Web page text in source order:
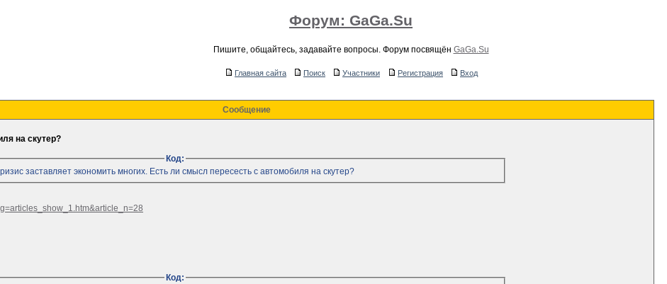
Форум: GaGa.Su
Пишите, общайтесь, задавайте вопросы. Форум посвящён GaGa.Su
Главная сайта Поиск Участники Регистрация Вход
Сообщение
на скутер?
Код:
заставляет экономить многих. Есть ли смысл пересесть с автомобиля на скутер?
Код: